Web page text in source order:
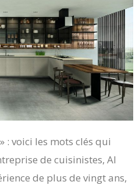
: voici les mots clés qui
de cuisinistes, AI
de plus de vingt ans,